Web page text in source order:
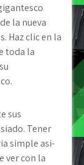
la nueva
Haz clic en la
toda la
sus
Tener
simple asi­
ver con la